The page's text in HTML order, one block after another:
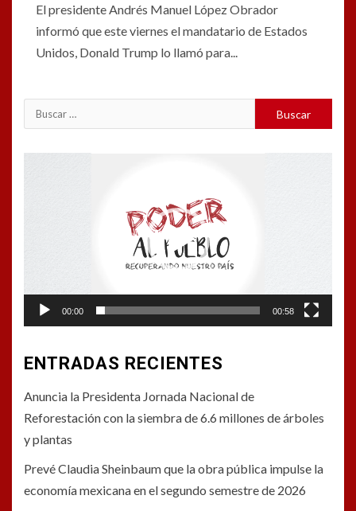
El presidente Andrés Manuel López Obrador
informó que este viernes el mandatario de Estados
Unidos, Donald Trump lo llamó para...
Buscar:
00:00 00:58
ENTRADAS RECIENTES
Anuncia la Presidenta Jornada Nacional de
Reforestación con la siembra de 6.6 millones de árboles
y plantas
Prevé Claudia Sheinbaum que la obra pública impulse la
economía mexicana en el segundo semestre de 2026